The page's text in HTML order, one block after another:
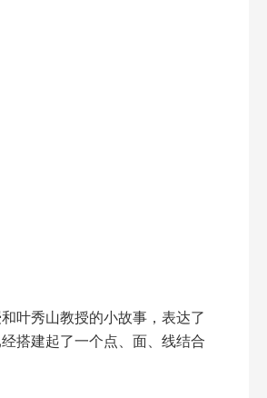
叶秀山教授的小故事，表达了
搭建起了一个点、面、线结合